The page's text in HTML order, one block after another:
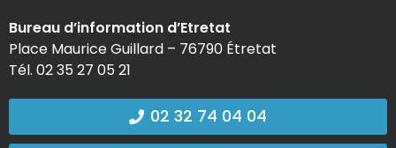
Bureau d’information d’Etretat
Place Maurice Guillard – 76790 Étretat
Tél. 02 35 27 05 21
02 32 74 04 04